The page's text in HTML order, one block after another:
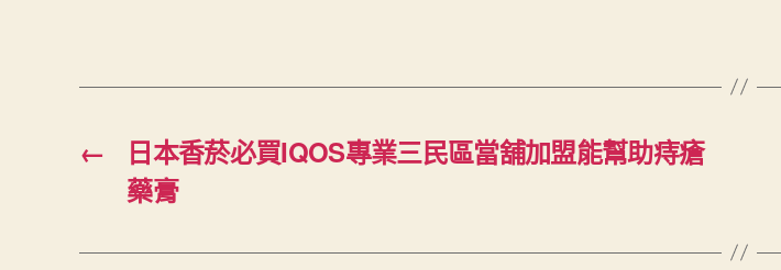
←
日本香菸必買IQOS專業三民區當舖加盟能幫助痔瘡
藥膏